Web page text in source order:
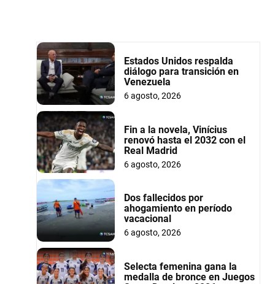
Estados Unidos respalda
diálogo para transición en
Venezuela
6 agosto, 2026
Fin a la novela, Vinícius
renovó hasta el 2032 con el
Real Madrid
6 agosto, 2026
Dos fallecidos por
ahogamiento en período
vacacional
6 agosto, 2026
Selecta femenina gana la
medalla de bronce en Juegos